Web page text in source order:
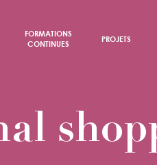
FORMATIONS
CONTINUES
PROJETS